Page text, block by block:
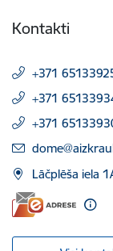
Kontakti
+371
+371
+371
E-pasts:
Lāčplēša iela